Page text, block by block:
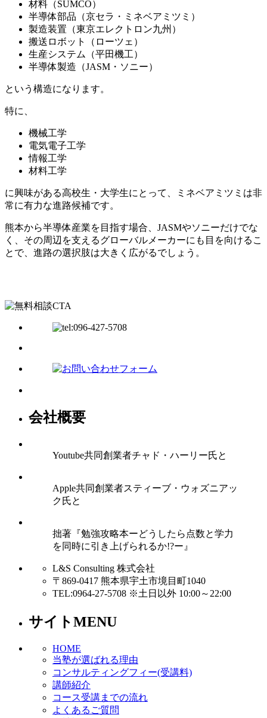
材料（SUMCO）
半導体部品（京セラ・ミネベアミツミ）
製造装置（東京エレクトロン九州）
搬送ロボット（ローツェ）
生産システム（平田機工）
半導体製造（JASM・ソニー）
という構造になります。
特に、
機械工学
電気電子工学
情報工学
材料工学
に興味がある高校生・大学生にとって、ミネベアミツミは非
常に有力な進路候補です。
熊本から半導体産業を目指す場合、JASMやソニーだけでな
く、その周辺を支えるグローバルメーカーにも目を向けるこ
とで、進路の選択肢は大きく広がるでしょう。
会社概要
Youtube共同創業者チャド・ハーリー氏と
Apple共同創業者スティーブ・ウォズニアッ
ク氏と
拙著『勉強攻略本ーどうしたら点数と学力
を同時に引き上げられるか!?ー』
L&S Consulting 株式会社
〒869-0417 熊本県宇土市境目町1040
TEL:0964-27-5708 ※土日以外 10:00～22:00
サイトMENU
HOME
当塾が選ばれる理由
コンサルティングフィー(受講料)
講師紹介
コース受講までの流れ
よくあるご質問